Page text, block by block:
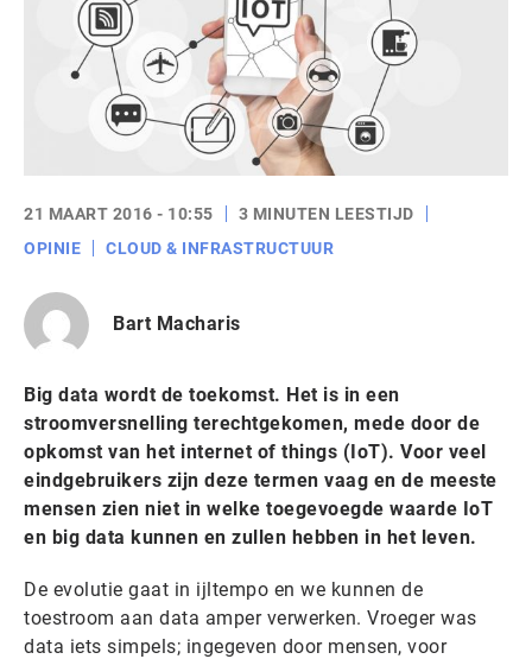
21 MAART 2016 - 10:55
3 MINUTEN LEESTIJD
OPINIE
CLOUD & INFRASTRUCTUUR
Bart Macharis
Big data wordt de toekomst. Het is in een
stroomversnelling terechtgekomen, mede door de
opkomst van het internet of things (IoT). Voor veel
eindgebruikers zijn deze termen vaag en de meeste
mensen zien niet in welke toegevoegde waarde IoT
en big data kunnen en zullen hebben in het leven.
De evolutie gaat in ijltempo en we kunnen de
toestroom aan data amper verwerken. Vroeger was
data iets simpels; ingegeven door mensen, voor